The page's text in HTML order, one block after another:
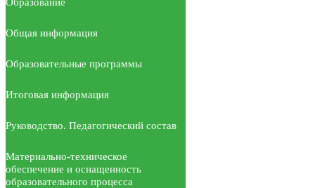
Общая информация
Образовательные программы
Итоговая информация
Руководство. Педагогический состав
Материально-техническое
обеспечение и оснащенность
образовательного процесса